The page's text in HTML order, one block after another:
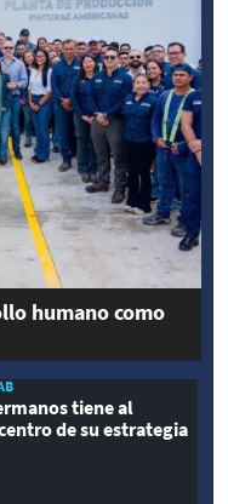
humano como
tiene al
de su estrategia